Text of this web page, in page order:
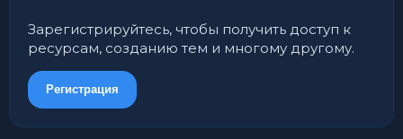
Зарегистрируйтесь, чтобы получить доступ к
ресурсам, созданию тем и многому другому.
Регистрация